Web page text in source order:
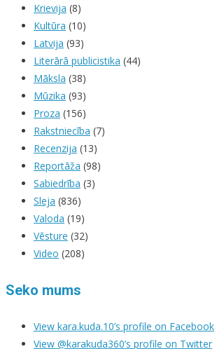
Krievija (8)
Kultūra (10)
Latvija (93)
Literārā publicistika (44)
Māksla (38)
Mūzika (93)
Proza (156)
Rakstniecība (7)
Recenzija (13)
Reportāža (98)
Sabiedrība (3)
Sleja (836)
Valoda (19)
Vēsture (32)
Video (208)
Seko mums
View kara.kuda.10’s profile on Facebook
View @karakuda360’s profile on Twitter